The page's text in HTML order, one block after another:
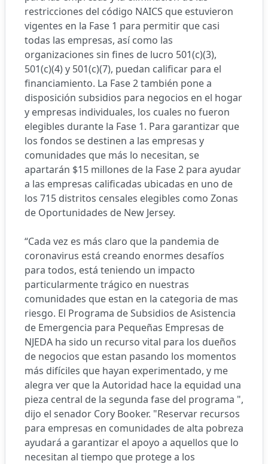
restricciones del código NAICS que estuvieron
vigentes en la Fase 1 para permitir que casi
todas las empresas, así como las
organizaciones sin fines de lucro 501(c)(3),
501(c)(4) y 501(c)(7), puedan calificar para el
financiamiento. La Fase 2 también pone a
disposición subsidios para negocios en el hogar
y empresas individuales, los cuales no fueron
elegibles durante la Fase 1. Para garantizar que
los fondos se destinen a las empresas y
comunidades que más lo necesitan, se
apartarán $15 millones de la Fase 2 para ayudar
a las empresas calificadas ubicadas en uno de
los 715 distritos censales elegibles como Zonas
de Oportunidades de New Jersey.
“Cada vez es más claro que la pandemia de
coronavirus está creando enormes desafíos
para todos, está teniendo un impacto
particularmente trágico en nuestras
comunidades que estan en la categoria de mas
riesgo. El Programa de Subsidios de Asistencia
de Emergencia para Pequeñas Empresas de
NJEDA ha sido un recurso vital para los dueños
de negocios que estan pasando los momentos
más difíciles que hayan experimentado, y me
alegra ver que la Autoridad hace la equidad una
pieza central de la segunda fase del programa ",
dijo el senador Cory Booker. "Reservar recursos
para empresas en comunidades de alta pobreza
ayudará a garantizar el apoyo a aquellos que lo
necesitan al tiempo que protege a los